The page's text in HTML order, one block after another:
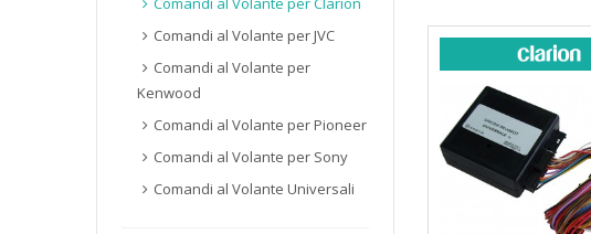
Comandi al Volante per JVC
Comandi al Volante per
Kenwood
Comandi al Volante per Pioneer
Comandi al Volante per Sony
Comandi al Volante Universali